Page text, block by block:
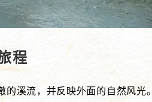
程
溪流，并反映外面的自然风光。